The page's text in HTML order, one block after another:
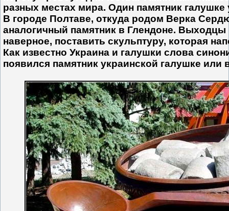
разных местах мира. Один памятник галушке
В городе Полтаве, откуда родом Верка
аналогичный памятник в Глендоне.
наверное, поставить скульптуру, которая
Как известно Украина и галушки слова
появился памятник украинской галушке или